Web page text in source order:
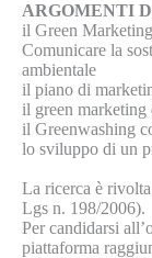
ARGOMENTI
il Green Marketing
Comunicare la
ambientale
il piano di
il green
il Greenwashing
lo sviluppo di un
La ricerca è
Lgs n. 198/2006).
Per candidarsi
piattaforma